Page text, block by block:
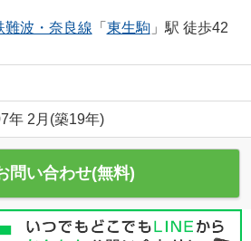
難波・奈良線 「 東生駒」駅 徒歩42
年 2月(築19年)
問い合わせ(無料)